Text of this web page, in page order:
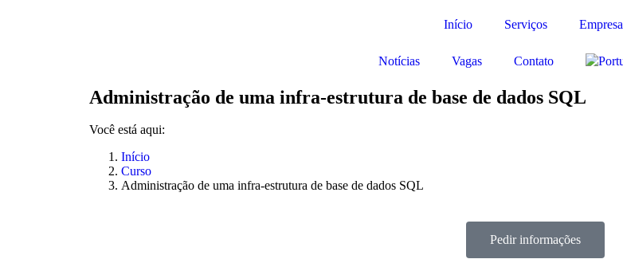
Início Serviços Empresa
Notícias Vagas Contato
Administração de uma infra-estrutura de base de dados SQL
Você está aqui:
Início
Curso
Administração de uma infra-estrutura de base de dados SQL
Pedir informações